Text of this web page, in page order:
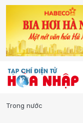
Trong nước